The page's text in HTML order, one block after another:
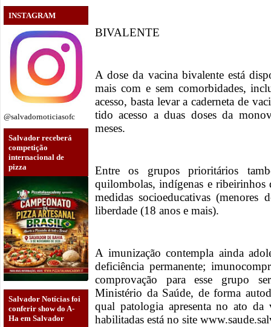
INSTAGRAM
@salvadornoticiasofc
Salvador receberá
competição
internacional de
pizza
Salvador Notícias foi
conferir show do A-
Ha em Salvador
BIVALENTE
A dose da vacina bivalente está
mais com e sem comorbidades,
acesso, basta levar a caderneta de
tido acesso a duas doses da
meses.
Entre os grupos prioritários
quilombolas, indígenas e ribeirinhos
medidas socioeducativas
liberdade (18 anos e mais).
A imunização contempla ainda
deficiência permanente;
comprovação para esse grupo
Ministério da Saúde, de forma
qual patologia apresenta no ato da
habilitadas está no site